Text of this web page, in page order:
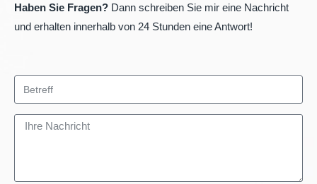
Haben Sie Fragen? Dann schreiben Sie mir eine Nachricht
und erhalten innerhalb von 24 Stunden eine Antwort!